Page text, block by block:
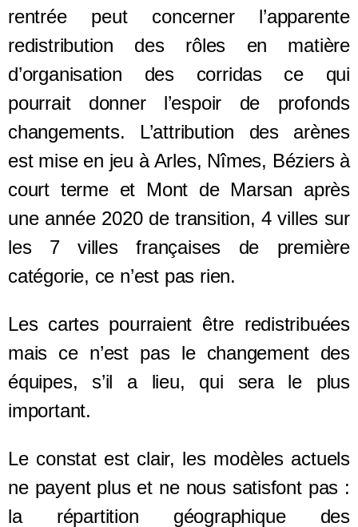
rentrée peut concerner l’apparente
redistribution des rôles en matière
d’organisation des corridas ce qui
pourrait donner l’espoir de profonds
changements. L’attribution des arènes
est mise en jeu à Arles, Nîmes, Béziers à
court terme et Mont de Marsan après
une année 2020 de transition, 4 villes sur
les 7 villes françaises de première
catégorie, ce n’est pas rien.
Les cartes pourraient être redistribuées
mais ce n’est pas le changement des
équipes, s’il a lieu, qui sera le plus
important.
Le constat est clair, les modèles actuels
ne payent plus et ne nous satisfont pas :
la répartition géographique des